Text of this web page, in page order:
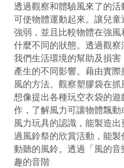
透過觀察和體驗風來了的活
可使物體運動起來。讓兒
強弱，並且比較物體在強
什麼不同的狀態。透過觀
我們生活環境的幫助及損
產生的不同影響。藉由實
風的方法。觀察塑膠袋在
想像提出各種玩空衣袋的
作，了解風力可讓物體飄
風力玩具的認識，能製造
過風鈴祭的欣賞活動，能
動聽的風鈴。透過「風的
趣的音階